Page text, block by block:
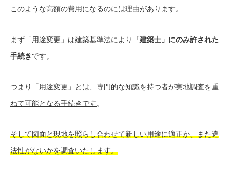
このような高額の費用になるのには理由があります。
まず「用途変更」は建築基準法により
「建築士」にのみ許された
手続きです。
つまり「用途変更」とは、 専門的な知識を持つ者が実地調査を重
ねて可能となる手続きです。
そして図面と現地を照らし合わせて新しい用途に適正か、また違
法性がないかを調査いたします。